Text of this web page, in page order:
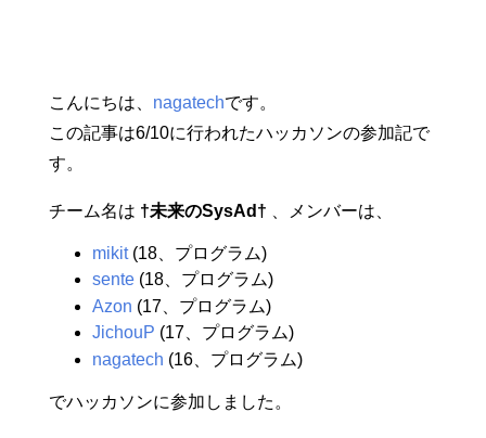
こんにちは、 nagatechです。
この記事は6/10に行われたハッカソンの参加記で
す。
チーム名は †未来のSysAd† 、メンバーは、
mikit(18、プログラム)
sente(18、プログラム)
Azon (17、プログラム)
JichouP (17、プログラム)
nagatech (16、プログラム)
でハッカソンに参加しました。